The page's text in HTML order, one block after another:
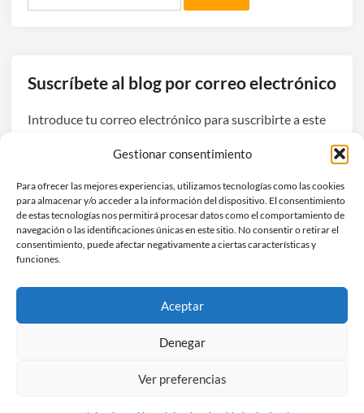
Gestionar consentimiento
Para ofrecer las mejores experiencias, utilizamos tecnologías como las cookies
para almacenar y/o acceder a la información del dispositivo. El consentimiento
de estas tecnologías nos permitirá procesar datos como el comportamiento de
navegación o las identificaciones únicas en este sitio. No consentir o retirar el
consentimiento, puede afectar negativamente a ciertas características y
funciones.
Aceptar
Denegar
Ver preferencias
Suscríbete al blog por correo electrónico
Introduce tu correo electrónico para suscribirte a este
de
correo
electrónico
Suscribirse
Únete a otros 3 suscriptores
Hefestec
Funciona con WordPress HybridMag.